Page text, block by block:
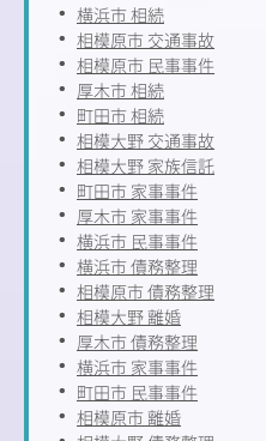
横浜市 相続
相模原市 交通事故
相模原市 民事事件
厚木市 相続
町田市 相続
相模大野 交通事故
相模大野 家族信託
町田市 家事事件
厚木市 家事事件
横浜市 民事事件
横浜市 債務整理
相模原市 債務整理
相模大野 離婚
厚木市 債務整理
横浜市 家事事件
町田市 民事事件
相模原市 離婚